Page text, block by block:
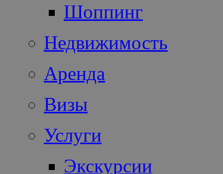
Шоппинг
Недвижимость
Аренда
Визы
Услуги
Экскурсии